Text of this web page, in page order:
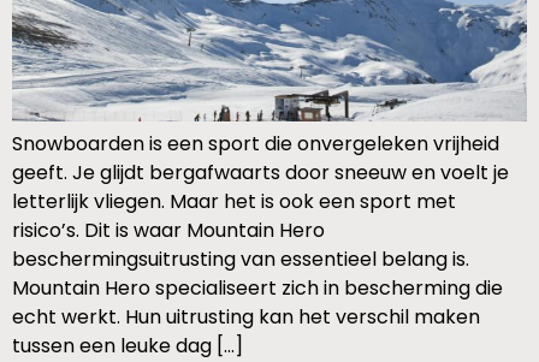
Snowboarden is een sport die onvergeleken vrijheid
geeft. Je glijdt bergafwaarts door sneeuw en voelt je
letterlijk vliegen. Maar het is ook een sport met
risico’s. Dit is waar Mountain Hero
beschermingsuitrusting van essentieel belang is.
Mountain Hero specialiseert zich in bescherming die
echt werkt. Hun uitrusting kan het verschil maken
tussen een leuke dag […]